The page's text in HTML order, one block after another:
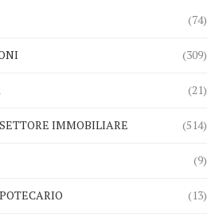
(74)
(309)
(21)
IMMOBILIARE (514)
(9)
(13)